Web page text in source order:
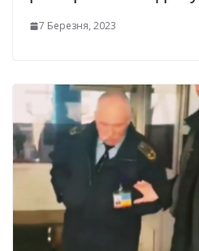
7 Березня, 2023